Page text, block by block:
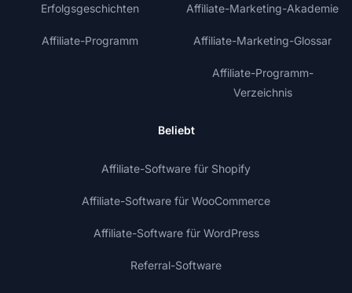
Erfolgsgeschichten
Affiliate-Programm
Affiliate-Marketing-Akademie
Affiliate-Marketing-Glossar
Affiliate-Programm-
Verzeichnis
Beliebt
Affiliate-Software für Shopify
Affiliate-Software für WooCommerce
Affiliate-Software für WordPress
Referral-Software